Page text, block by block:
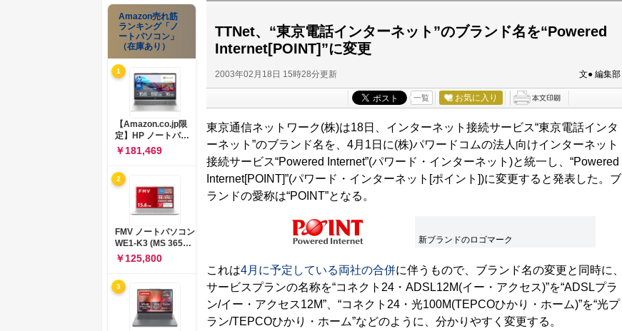
TTNet、“東京電話インターネット”のブランド名を“Powered
Internet[POINT]”に変更
2003年02月18日 15時28分更新 文● 編集部
一覧 お気に入り
東京通信ネットワーク(株)は18日、インターネット接続サービス“東京電話インタ
ーネット”のブランド名を、4月1日に(株)パワードコムの法人向けインターネット
接続サービス“Powered Internet”(パワード・インターネット)と統一し、“Powered
Internet[POINT]”(パワード・インターネット[ポイント])に変更すると発表した。ブ
ランドの愛称は“POINT”となる。
新ブランドのロゴマーク
これは4月に予定している両社の合併に伴うもので、ブランド名の変更と同時に、
サービスプランの名称を“コネクト24・ADSL12M(イー・アクセス)”を“ADSLプラ
ン/イー・アクセス12M”、“コネクト24・光100M(TEPCOひかり・ホーム)”を“光プ
ラン/TEPCOひかり・ホーム”などのように、分かりやすく変更する。
Amazon売れ筋
ランキング「ノ
ートパソコン」
（在庫あり）
1
【Amazon.co.jp限
定】HP ノートパソ
コン 15-fd 15.6イン
チ インテル Core 5
120U メモリ16GB
SSD512GB
Windows 11
Microsoft Office
2024搭載 WPS
Office搭載 カメラシ
ャッター 指紋認証 薄
型 Copilotキー搭載
ナチュラルシルバー
￥181,469
2
FMV ノートパソコン
WE1-K3 (MS 365
Personal/Copilotキ
ー搭載/Win 11/15.6
型/Core
i5/16GB/SSD
512GB/ホワイト)
FMVWK3E15W_AZ
￥125,800
3